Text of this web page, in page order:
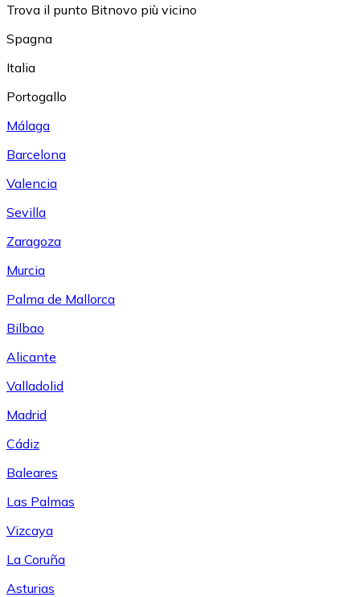
Trova il punto Bitnovo più vicino
Spagna
Italia
Portogallo
Málaga
Barcelona
Valencia
Sevilla
Zaragoza
Murcia
Palma de Mallorca
Bilbao
Alicante
Valladolid
Madrid
Cádiz
Baleares
Las Palmas
Vizcaya
La Coruña
Asturias